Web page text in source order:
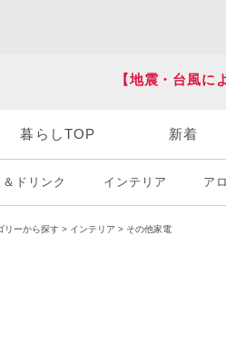
【地震・台風
暮らしTOP 新着
ドリンク インテリア ア
リーから探す インテリア その他家電